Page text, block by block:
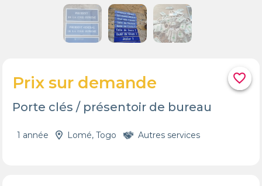
favorite_border
Prix sur demande
Porte clés / présentoir de bureau
1 année Lomé, Togo Autres services